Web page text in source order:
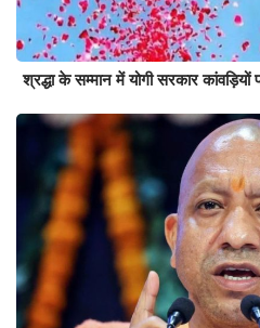
श्रद्धा के सम्मान में योगी सरकार कांवड़ियों